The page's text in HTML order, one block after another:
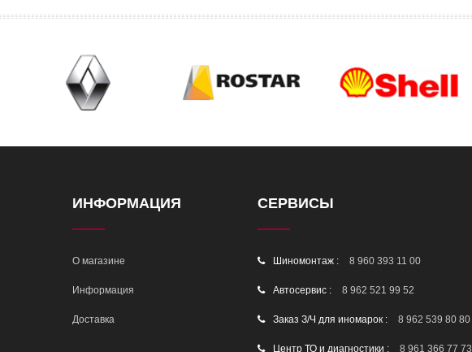
ИНФОРМАЦИЯ
О магазине
Информация
Доставка
СЕРВИСЫ
Шиномонтаж : 8 960 393 11 00
Автосервис : 8 962 521 99 52
Заказ З/Ч для иномарок : 8 962 539 80 80
Центр ТО и диагностики : 8 961 366 77 73